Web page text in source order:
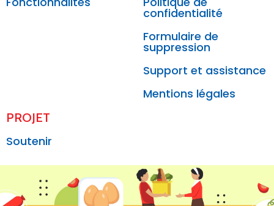
confidentialité
Formulaire de
suppression
Support et assistance
Mentions légales
PROJET
Soutenir